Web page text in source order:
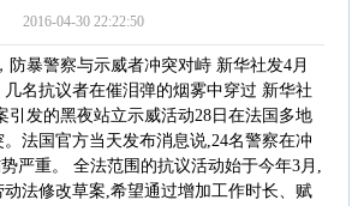
2016-04-30 22:22:50
防暴警察与示威者冲突对峙 新华社发4月
名抗议者在催泪弹的烟雾中穿过 新华社
引发的黑夜站立示威活动28日在法国多地
法国官方当天发布消息说,24名警察在冲
严重。 全法范围的抗议活动始于今年3月,
法修改草案,希望通过增加工作时长、赋